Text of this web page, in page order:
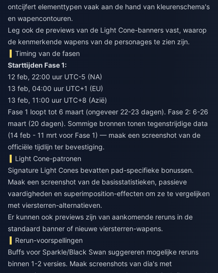
ontcijfert elementtypen vaak aan de hand van kleurenschema's
en wapencontouren.
Leg ook de previews van de Light Cone-banners vast, waarop
de kenmerkende wapens van de personages te zien zijn.
Timing van de fasen
Starttijden Fase 1:
12 feb, 22:00 uur UTC-5 (NA)
13 feb, 04:00 uur UTC+1 (EU)
13 feb, 11:00 uur UTC+8 (Azië)
Fase 1 loopt tot 6 maart (ongeveer 22-23 dagen). Fase 2: 6-26
maart (20 dagen). Sommige bronnen tonen tegenstrijdige data
(14 feb - 11 mrt voor Fase 1) — maak een screenshot van de
officiële tijdlijn ter bevestiging.
Light Cone-patronen
Signature Light Cones bevatten pad-specifieke bonussen.
Maak een screenshot van de basisstatistieken, passieve
vaardigheden en superimposition-effecten om ze te vergelijken
met viersterren-alternatieven.
Er kunnen ook previews zijn van aankomende reruns in de
standaard banner of nieuwe viersterren-wapens.
Rerun-voorspellingen
Buffs voor Sparkle/Black Swan suggereren mogelijke reruns
binnen 1-2 versies. Maak screenshots van dia's met